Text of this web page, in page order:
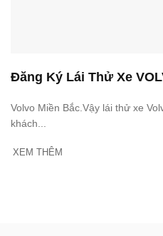
Đăng Ký Lái Thử Xe
Volvo Miền Bắc.Vậy lái thử xe
khách...
XEM THÊM